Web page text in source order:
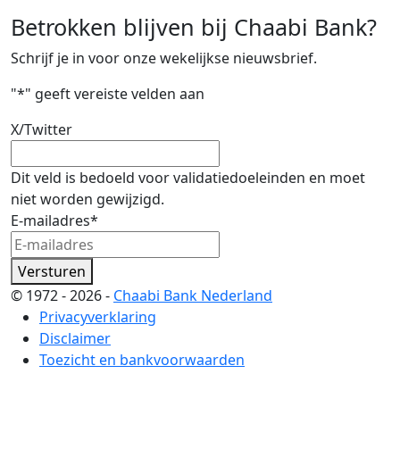
Betrokken blijven bij Chaabi Bank?
Schrijf je in voor onze wekelijkse nieuwsbrief.
"*" geeft vereiste velden aan
X/Twitter
Dit veld is bedoeld voor validatiedoeleinden en moet
niet worden gewijzigd.
E-mailadres*
Versturen
© 1972 - 2026 - Chaabi Bank Nederland
Privacyverklaring
Disclaimer
Toezicht en bankvoorwaarden